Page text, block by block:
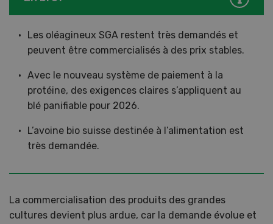
Les oléagineux SGA restent très demandés et
peuvent être commercialisés à des prix stables.
Avec le nouveau système de paiement à la
protéine, des exigences claires s’appliquent au
blé panifiable pour 2026.
L’avoine bio suisse destinée à l’alimentation est
très demandée.
La commercialisation des produits des grandes
cultures devient plus ardue, car la demande évolue et